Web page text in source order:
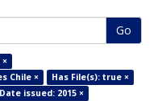
Go
Chile ×
Has File(s): true ×
Date issued: 2015 ×